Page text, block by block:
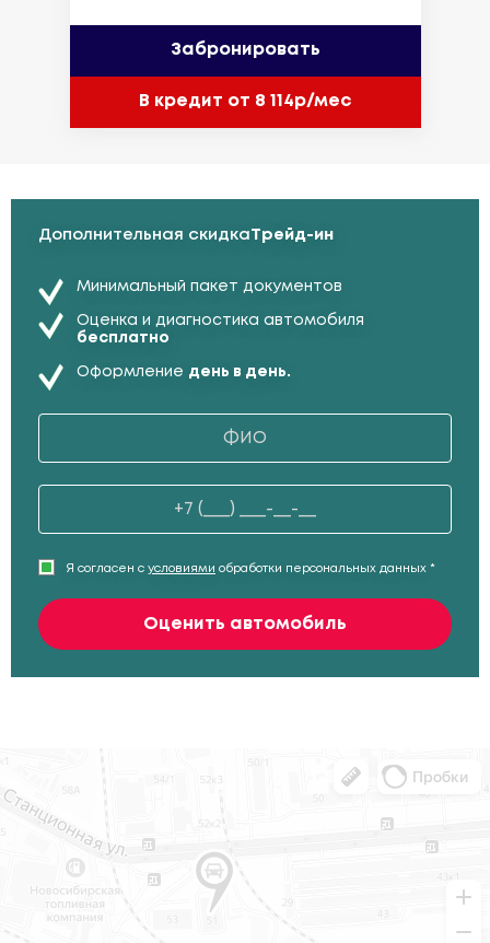
Забронировать
В кредит от 8 114р/мес
Дополнительная скидкаТрейд-ин
Минимальный пакет документов
Оценка и диагностика автомобиля
бесплатно
Оформление день в день.
Я согласен с условиями обработки персональных данных *
Оценить автомобиль